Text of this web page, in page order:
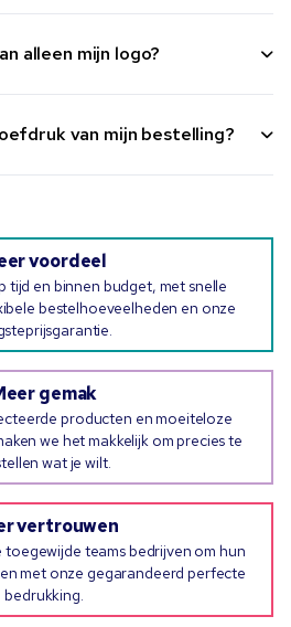
alleen mijn logo?
van mijn bestelling?
voordeel
tijd en binnen budget, met snelle
bestelhoeveelheden en onze
gemak
producten en moeiteloze
we het makkelijk om precies te
wat je wilt.
vertrouwen
toegewijde teams bedrijven om hun
met onze gegarandeerd perfecte
bedrukking.